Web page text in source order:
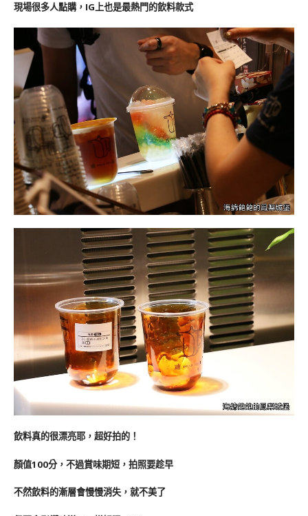
現場很多人點購，IG上也是最熱門的飲料款式
飲料真的很漂亮耶，超好拍的！
顏值100分，不過賞味期短，拍照要趁早
不然飲料的漸層會慢慢消失，就不美了